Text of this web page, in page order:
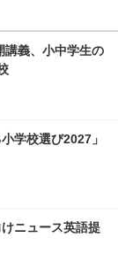
講義、小中学生の
学校選び2027」
ニュース英語提